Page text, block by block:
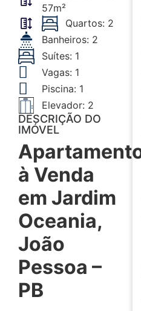
57m²
Quartos: 2
Banheiros: 2
Suítes: 1
Vagas: 1
Piscina: 1
Elevador: 2
DESCRIÇÃO DO
IMÓVEL
à Venda
em Jardim
Oceania,
João
Pessoa –
PB